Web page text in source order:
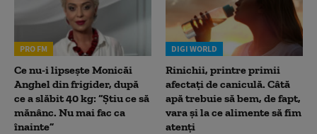
PRO FM
Ce nu-i lipsește Monicăi
Anghel din frigider, după
ce a slăbit 40 kg: “Știu ce să
mănânc. Nu mai fac ca
înainte”
DIGI WORLD
Rinichii, printre primii
afectați de caniculă. Câtă
apă trebuie să bem, de fapt,
vara și la ce alimente să fim
atenți